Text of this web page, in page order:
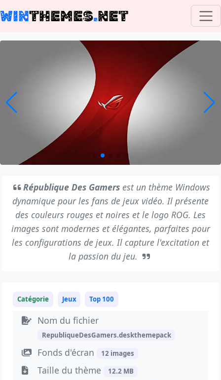
WINTHEMES.NET
République Des Gamersest un thème Windows
dynamique pour les fans de jeux vidéo. Il présente
des couleurs rouges et noires et le logo ROG. Les
images sont modernes et élégantes, parfaites pour
les configurations de jeux. Il capture l'excitation et
la passion du jeu.
Catégorie Jeux Top 100
Nom du fichier
RepubliqueDesGamers.deskthemepack
Fonds d'écran 12 images
Taille du thème 12.2 MB